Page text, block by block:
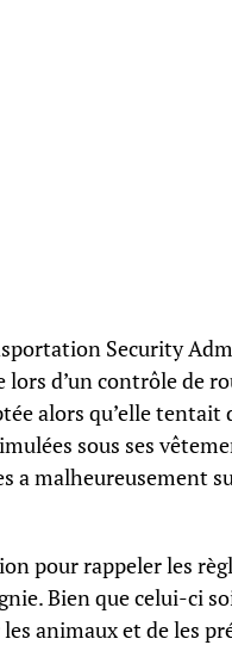
Security
d’un contrôle de
alors qu’elle
sous ses
a malheureusement
pour rappeler les
Bien que celui-ci
animaux et de les